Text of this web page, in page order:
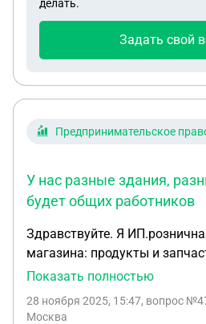
платим приличные суммы за
общего имущества. Эти 500 р , они включат в
коммунальные услуги, в
делать.
Задать свой
Предпринимательское
У нас разные здания,
будет общих работников
Здравствуйте. Я
магазина: продукты и
сестрой. Будет ли считаться
поставщики, не будет общих
Показать полностью
28 ноября 2025, 15:47, вопрос
Москва